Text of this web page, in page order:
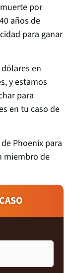
por
años de
para ganar
en
y estamos
para
en tu caso de
Phoenix para
miembro de